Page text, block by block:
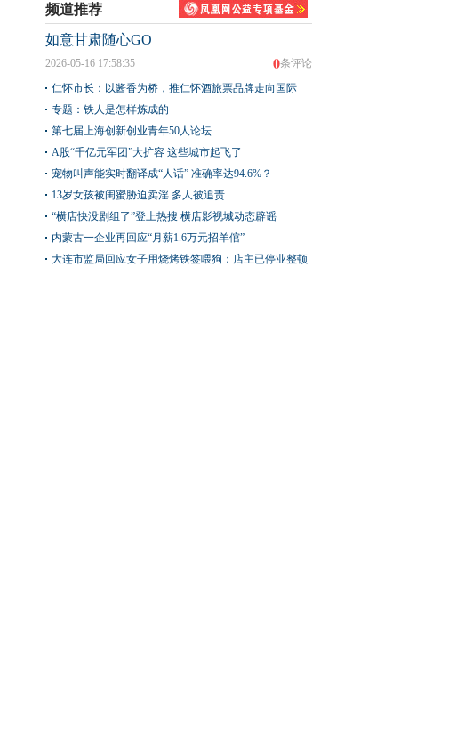
频道推荐
如意甘肃随心GO
0条评论
2026-05-16 17:58:35
仁怀市长：以酱香为桥，推仁怀酒旅票品牌走向国际
专题：铁人是怎样炼成的
第七届上海创新创业青年50人论坛
A股“千亿元军团”大扩容 这些城市起飞了
宠物叫声能实时翻译成“人话” 准确率达94.6%？
13岁女孩被闺蜜胁迫卖淫 多人被追责
“横店快没剧组了”登上热搜 横店影视城动态辟谣
内蒙古一企业再回应“月薪1.6万元招羊倌”
大连市监局回应女子用烧烤铁签喂狗：店主已停业整顿